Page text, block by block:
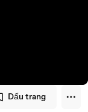
Dấu trang